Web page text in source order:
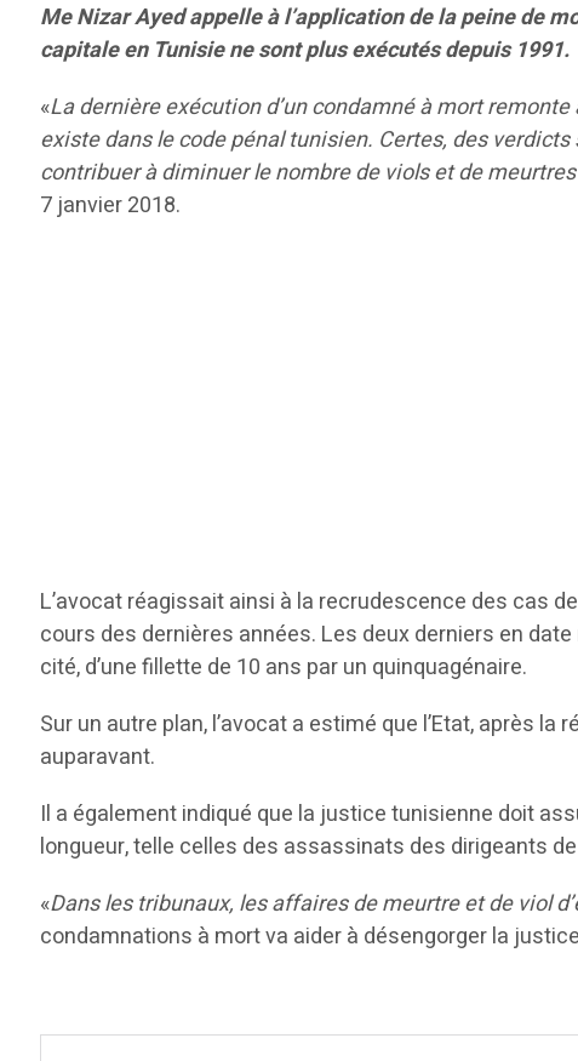
Me Nizar Ayed appelle à l’application de la peine de
capitale en Tunisie ne sont plus exécutés depuis 1991.
«La dernière exécution d’un condamné à mort
existe dans le code pénal tunisien. Certes, des
contribuer à diminuer le nombre de viols et de
7 janvier 2018.
L’avocat réagissait ainsi à la recrudescence des cas
cours des dernières années. Les deux derniers en
cité, d’une fillette de 10 ans par un quinquagénaire.
Sur un autre plan, l’avocat a estimé que l’Etat, après
auparavant.
Il a également indiqué que la justice tunisienne doit
longueur, telle celles des assassinats des dirigeants
«Dans les tribunaux, les affaires de meurtre et de viol
condamnations à mort va aider à désengorger la